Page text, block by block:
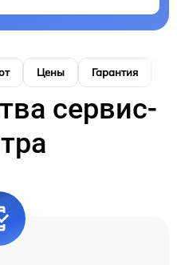
Цены Гарантия
сервис-